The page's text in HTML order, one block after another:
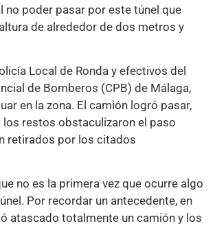
no poder pasar por este túnel que
de alrededor de dos metros y
Local de Ronda y efectivos del
de Bomberos (CPB) de Málaga,
en la zona. El camión logró pasar,
los restos obstaculizaron el paso
retirados por los citados
no es la primera vez que ocurre algo
Por recordar un antecedente, en
atascado totalmente un camión y los